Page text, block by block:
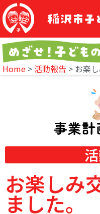
Home > 活動報告 > お楽
お楽しみ
ました。